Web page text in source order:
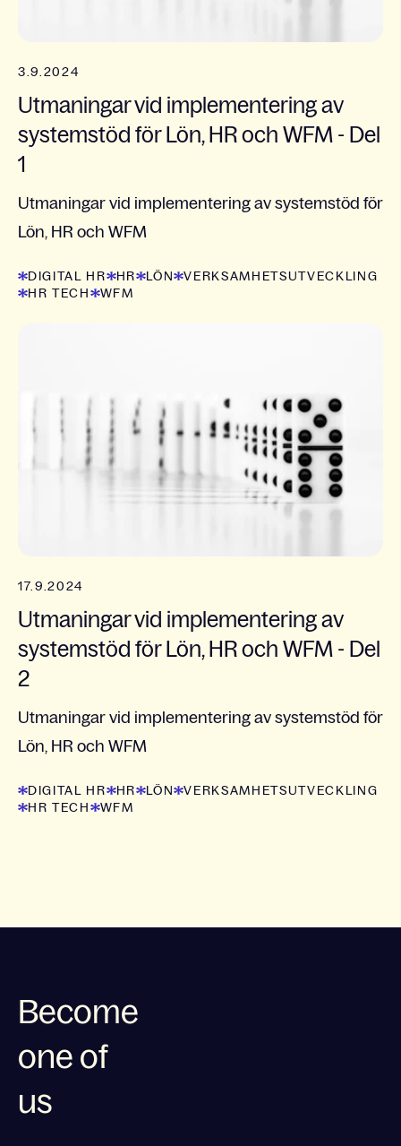
3.9.2024
Utmaningar vid implementering av
systemstöd för Lön, HR och WFM - Del
1
Utmaningar vid implementering av systemstöd för
Lön, HR och WFM
DIGITAL HR HR LÖN
VERKSAMHETSUTVECKLING
HR TECH
WFM
17.9.2024
Utmaningar vid implementering av
systemstöd för Lön, HR och WFM - Del
2
Utmaningar vid implementering av systemstöd för
Lön, HR och WFM
DIGITAL HR HR LÖN
VERKSAMHETSUTVECKLING
HR TECH
WFM
Become
one of
us